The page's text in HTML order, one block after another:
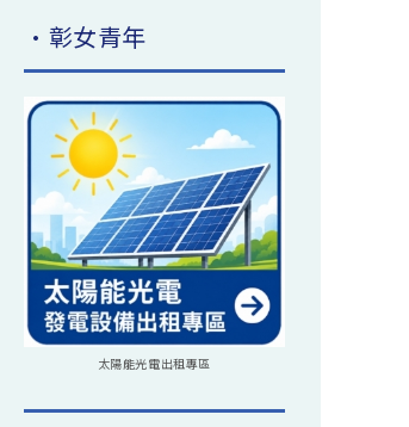
•彰女青年
太陽能光電出租專區